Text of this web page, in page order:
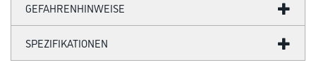
GEFAHRENHINWEISE
SPEZIFIKATIONEN